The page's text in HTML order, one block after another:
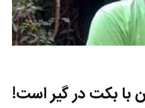
بکت در گیر است!